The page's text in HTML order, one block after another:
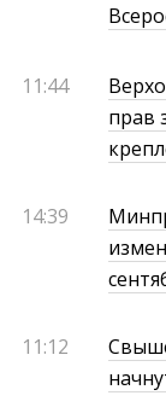
11:44
прав
14:39
11:12